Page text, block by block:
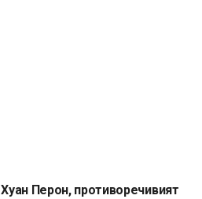
Хуан Перон, противоречивият